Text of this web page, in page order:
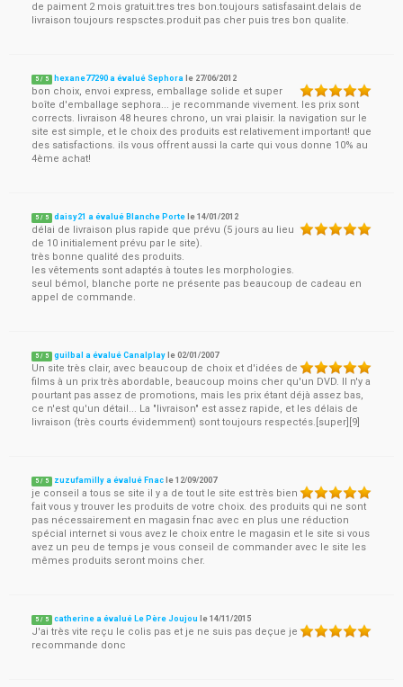
de paiment 2 mois gratuit.tres tres bon.toujours satisfasaint.delais de
livraison toujours respsctes.produit pas cher puis tres bon qualite.
5 / 5 hexane77290 a évalué Sephora le 27/06/2012
bon choix, envoi express, emballage solide et super
boîte d'emballage sephora... je recommande vivement. les prix sont
corrects. livraison 48 heures chrono, un vrai plaisir. la navigation sur le
site est simple, et le choix des produits est relativement important! que
des satisfactions. ils vous offrent aussi la carte qui vous donne 10% au
4ème achat!
5 / 5 daisy21 a évalué Blanche Porte le14/01/2012
délai de livraison plus rapide que prévu (5 jours au lieu
de 10 initialement prévu par le site).
très bonne qualité des produits.
les vêtements sont adaptés à toutes les morphologies.
seul bémol, blanche porte ne présente pas beaucoup de cadeau en
appel de commande.
5 / 5 guilbal a évalué Canalplay le02/01/2007
Un site très clair, avec beaucoup de choix et d'idées de
films à un prix très abordable, beaucoup moins cher qu'un DVD. Il n'y a
pourtant pas assez de promotions, mais les prix étant déjà assez bas,
ce n'est qu'un détail... La "livraison" est assez rapide, et les délais de
livraison (très courts évidemment) sont toujours respectés.[super][9]
5 / 5 zuzufamilly a évalué Fnac le12/09/2007
je conseil a tous se site il y a de tout le site est très bien
fait vous y trouver les produits de votre choix. des produits qui ne sont
pas nécessairement en magasin fnac avec en plus une réduction
spécial internet si vous avez le choix entre le magasin et le site si vous
avez un peu de temps je vous conseil de commander avec le site les
mêmes produits seront moins cher.
5 / 5 catherine a évalué Le Père Joujou le14/11/2015
J'ai très vite reçu le colis pas et je ne suis pas deçue je
recommande donc